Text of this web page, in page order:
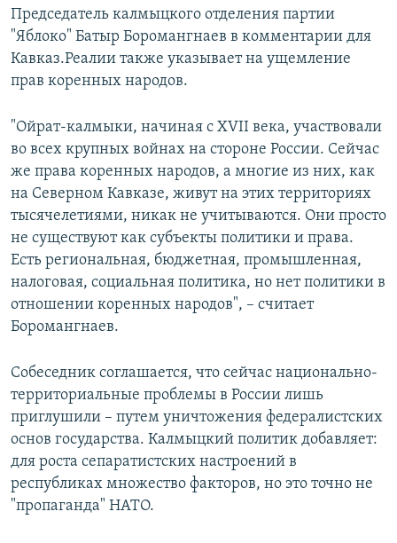
Председатель калмыцкого отделения партии
"Яблоко" Батыр Боромангнаев в комментарии для
Кавказ.Реалии также указывает на ущемление
прав коренных народов.
"Ойрат-калмыки, начиная с XVII века, участвовали
во всех крупных войнах на стороне России. Сейчас
же права коренных народов, а многие из них, как
на Северном Кавказе, живут на этих территориях
тысячелетиями, никак не учитываются. Они просто
не существуют как субъекты политики и права.
Есть региональная, бюджетная, промышленная,
налоговая, социальная политика, но нет политики в
отношении коренных народов", – считает
Боромангнаев.
Собеседник соглашается, что сейчас национально-
территориальные проблемы в России лишь
приглушили – путем уничтожения федералистских
основ государства. Калмыцкий политик добавляет:
для роста сепаратистских настроений в
республиках множество факторов, но это точно не
"пропаганда" НАТО.